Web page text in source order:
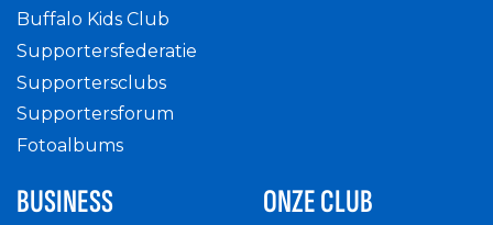
Buffalo Kids Club
Supportersfederatie
Supportersclubs
Supportersforum
Fotoalbums
BUSINESS ONZE CLUB